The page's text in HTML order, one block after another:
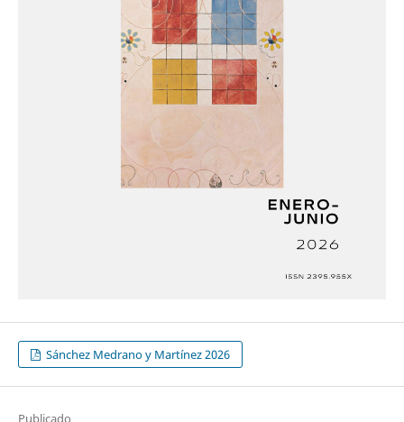
Sánchez Medrano y Martínez 2026
Publicado